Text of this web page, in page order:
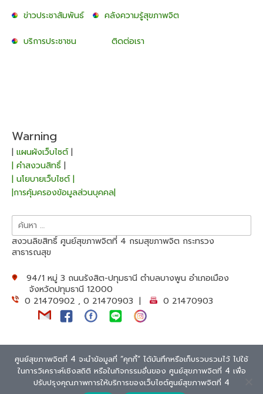
ข่าวประชาสัมพันธ์ คลังความรู้สุขภาพจิต
บริการประชาชน ติดต่อเรา
Warning
| แผนผังเว็บไซต์|
| คำสงวนสิทธิ์ |
| นโยบายเว็บไซต์ |
|การคุ้มครองข้อมูลส่วนบุคคล|
ค้นหา
สำหรับ:
สงวนลิขสิทธิ์ ศูนย์สุขภาพจิตที่ 4 กรมสุขภาพจิต กระทรวง
สาธารณสุข
94/1 หมู่ 3 ถนนรังสิต-ปทุมธานี ตำบลบางพูน อำเภอเมือง
จังหวัดปทุมธานี 12000
0 21470902 , 0 21470903 |
0 21470903
Theme: Overlay byKaira.
Extra Text
94/1 m.3 Rangsit-Patum Thani Rode. ,Bangpoon, Mueang, Patum
ศูนย์สุขภาพจิตที่ 4 จะนำข้อมูลที่ “คุกกี้” ได้บันทึกหรือเก็บรวบรวมไว้ ไปใช้
ในการวิเคราะห์เชิงสถิติ หรือในกิจกรรมอื่นของ ศูนย์สุขภาพจิตที่ 4 เพื่อ
ปรับปรุงคุณภาพการให้บริการของเว็บไซต์ศูนย์สุขภาพจิตที่ 4